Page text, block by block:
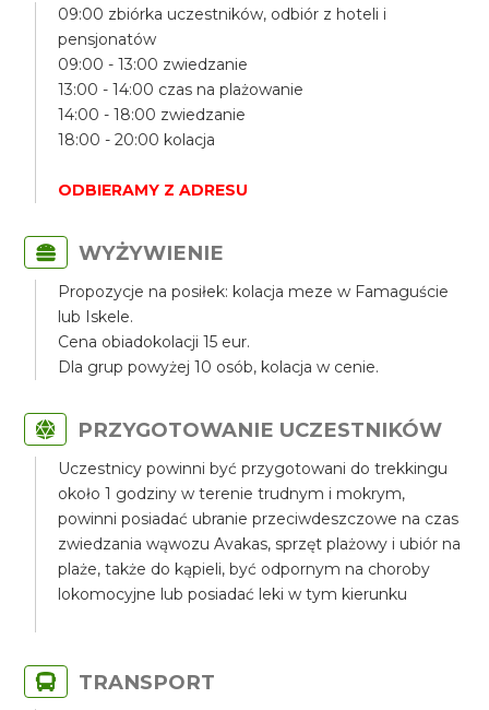
09:00 zbiórka uczestników, odbiór z hoteli i
pensjonatów
09:00 - 13:00 zwiedzanie
13:00 - 14:00 czas na plażowanie
14:00 - 18:00 zwiedzanie
18:00 - 20:00 kolacja
ODBIERAMY Z ADRESU
WYŻYWIENIE
Propozycje na posiłek: kolacja meze w Famaguście
lub Iskele.
Cena obiadokolacji 15 eur.
Dla grup powyżej 10 osób, kolacja w cenie.
PRZYGOTOWANIE UCZESTNIKÓW
Uczestnicy powinni być przygotowani do trekkingu
około 1 godziny w terenie trudnym i mokrym,
powinni posiadać ubranie przeciwdeszczowe na czas
zwiedzania wąwozu Avakas, sprzęt plażowy i ubiór na
plaże, także do kąpieli, być odpornym na choroby
lokomocyjne lub posiadać leki w tym kierunku
TRANSPORT